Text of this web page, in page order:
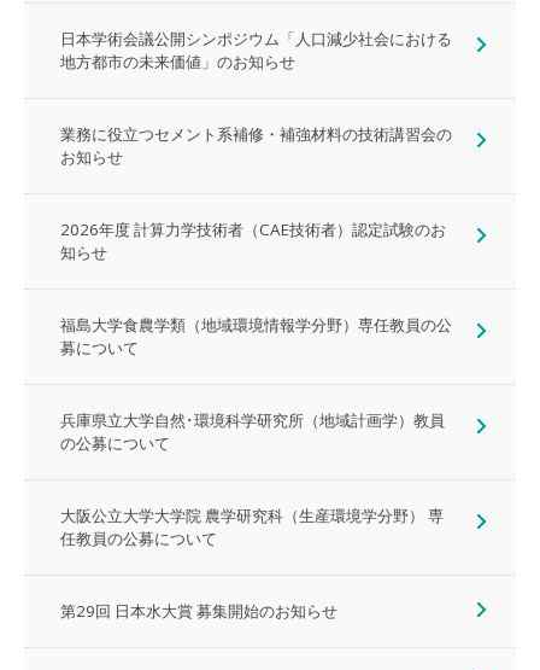
日本学術会議公開シンポジウム「人口減少社会における
地方都市の未来価値」のお知らせ
業務に役立つセメント系補修・補強材料の技術講習会の
お知らせ
2026年度 計算力学技術者（CAE技術者）認定試験のお
知らせ
福島大学食農学類（地域環境情報学分野）専任教員の公
募について
兵庫県立大学自然･環境科学研究所（地域計画学）教員
の公募について
大阪公立大学大学院 農学研究科（生産環境学分野） 専
任教員の公募について
第29回 日本水大賞 募集開始のお知らせ